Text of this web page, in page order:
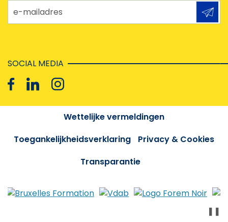
e-mailadres
SOCIAL MEDIA
Wettelijke vermeldingen
Toegankelijkheidsverklaring
Privacy & Cookies
Transparantie
❚❚